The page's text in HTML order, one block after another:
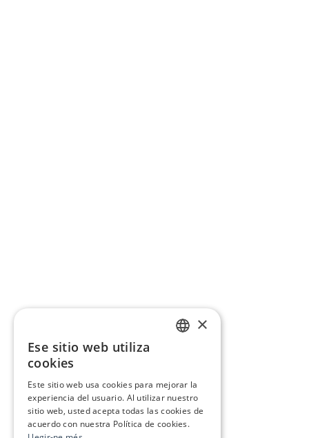
×
Ese sitio web utiliza
cookies
Este sitio web usa cookies para mejorar la
experiencia del usuario. Al utilizar nuestro
sitio web, usted acepta todas las cookies de
acuerdo con nuestra Política de cookies.